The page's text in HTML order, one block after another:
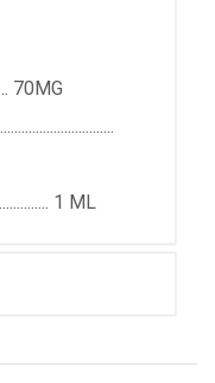
70MG
1 ML